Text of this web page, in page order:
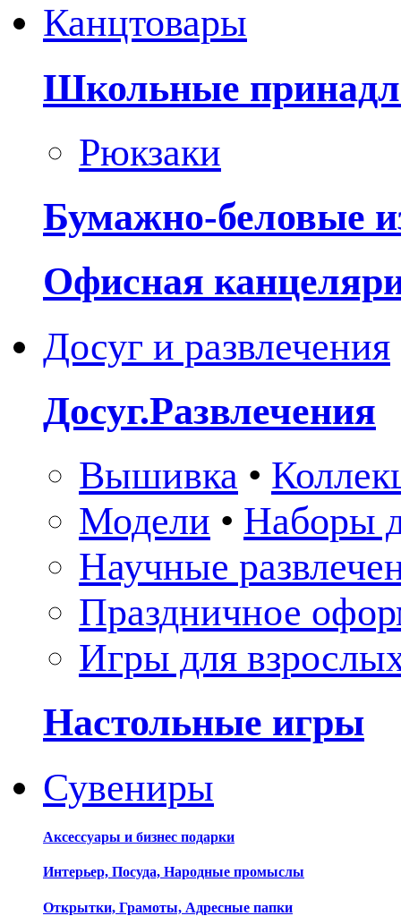
Канцтовары
Школьные
Рюкзаки
Бумажно-беловые
Офисная
Досуг и развлечения
Досуг.Развлечения
Вышивка •
Модели • Наборы
Научные
Праздничное
Игры для
Настольные игры
Сувениры
Аксессуары и бизнес подарки
Интерьер, Посуда, Народные промыслы
Открытки, Грамоты, Адресные папки